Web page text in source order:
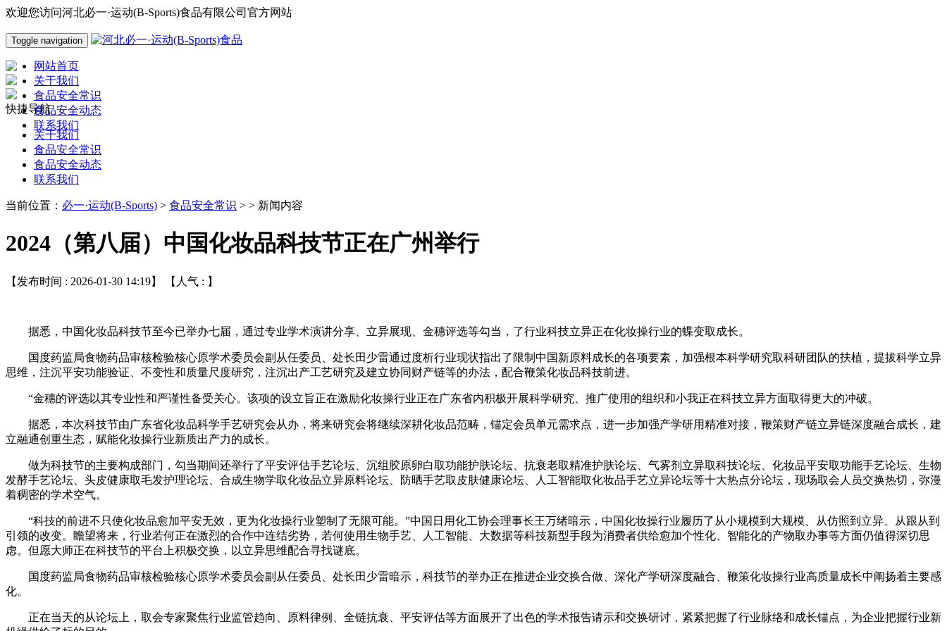
欢迎您访问河北必一·运动(B-Sports)食品有限公司官方网站
Toggle navigation
网站首页
关于我们
食品安全常识
食品安全动态
联系我们
快捷导航
关于我们
食品安全常识
食品安全动态
联系我们
当前位置： 必一·运动(B-Sports) > 食品安全常识 > > 新闻内容
2024（第八届）中国化妆品科技节正在广州举行
【发布时间 : 2026-01-30 14:19】 【人气 : 】
据悉，中国化妆品科技节至今已举办七届，通过专业学术演讲分享、立异展现、金穗评选等勾当，了行业科技立异正在化妆操行业的蝶变取成长。
国度药监局食物药品审核检验核心原学术委员会副从任委员、处长田少雷通过度析行业现状指出了限制中国新原料成长的各项要素，加强根本科学研究取科研团队的扶植，提拔科学立异
思维，注沉平安功能验证、不变性和质量尺度研究，注沉出产工艺研究及建立协同财产链等的办法，配合鞭策化妆品科技前进。
“金穗的评选以其专业性和严谨性备受关心。该项的设立旨正在激励化妆操行业正在广东省内积极开展科学研究、推广使用的组织和小我正在科技立异方面取得更大的冲破。
据悉，本次科技节由广东省化妆品科学手艺研究会从办，将来研究会将继续深耕化妆品范畴，锚定会员单元需求点，进一步加强产学研用精准对接，鞭策财产链立异链深度融合成长，建
立融通创重生态，赋能化妆操行业新质出产力的成长。
做为科技节的主要构成部门，勾当期间还举行了平安评估手艺论坛、沉组胶原卵白取功能护肤论坛、抗衰老取精准护肤论坛、气雾剂立异取科技论坛、化妆品平安取功能手艺论坛、生物
发酵手艺论坛、头皮健康取毛发护理论坛、合成生物学取化妆品立异原料论坛、防晒手艺取皮肤健康论坛、人工智能取化妆品手艺立异论坛等十大热点分论坛，现场取会人员交换热切，弥漫
着稠密的学术空气。
“科技的前进不只使化妆品愈加平安无效，更为化妆操行业塑制了无限可能。”中国日用化工协会理事长王万绪暗示，中国化妆操行业履历了从小规模到大规模、从仿照到立异、从跟从到
引领的改变。瞻望将来，行业若何正在激烈的合作中连结劣势，若何使用生物手艺、人工智能、大数据等科技新型手段为消费者供给愈加个性化、智能化的产物取办事等方面仍值得深切思
虑。但愿大师正在科技节的平台上积极交换，以立异思维配合寻找谜底。
国度药监局食物药品审核检验核心原学术委员会副从任委员、处长田少雷暗示，科技节的举办正在推进企业交换合做、深化产学研深度融合、鞭策化妆操行业高质量成长中阐扬着主要感
化。
正在当天的从论坛上，取会专家聚焦行业监管趋向、原料律例、全链抗衰、平安评估等方面展开了出色的学术报告请示和交换研讨，紧紧把握了行业脉络和成长锚点，为企业把握行业新